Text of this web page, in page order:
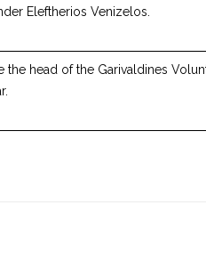
Eleftherios Venizelos.
the head of the Garivaldines